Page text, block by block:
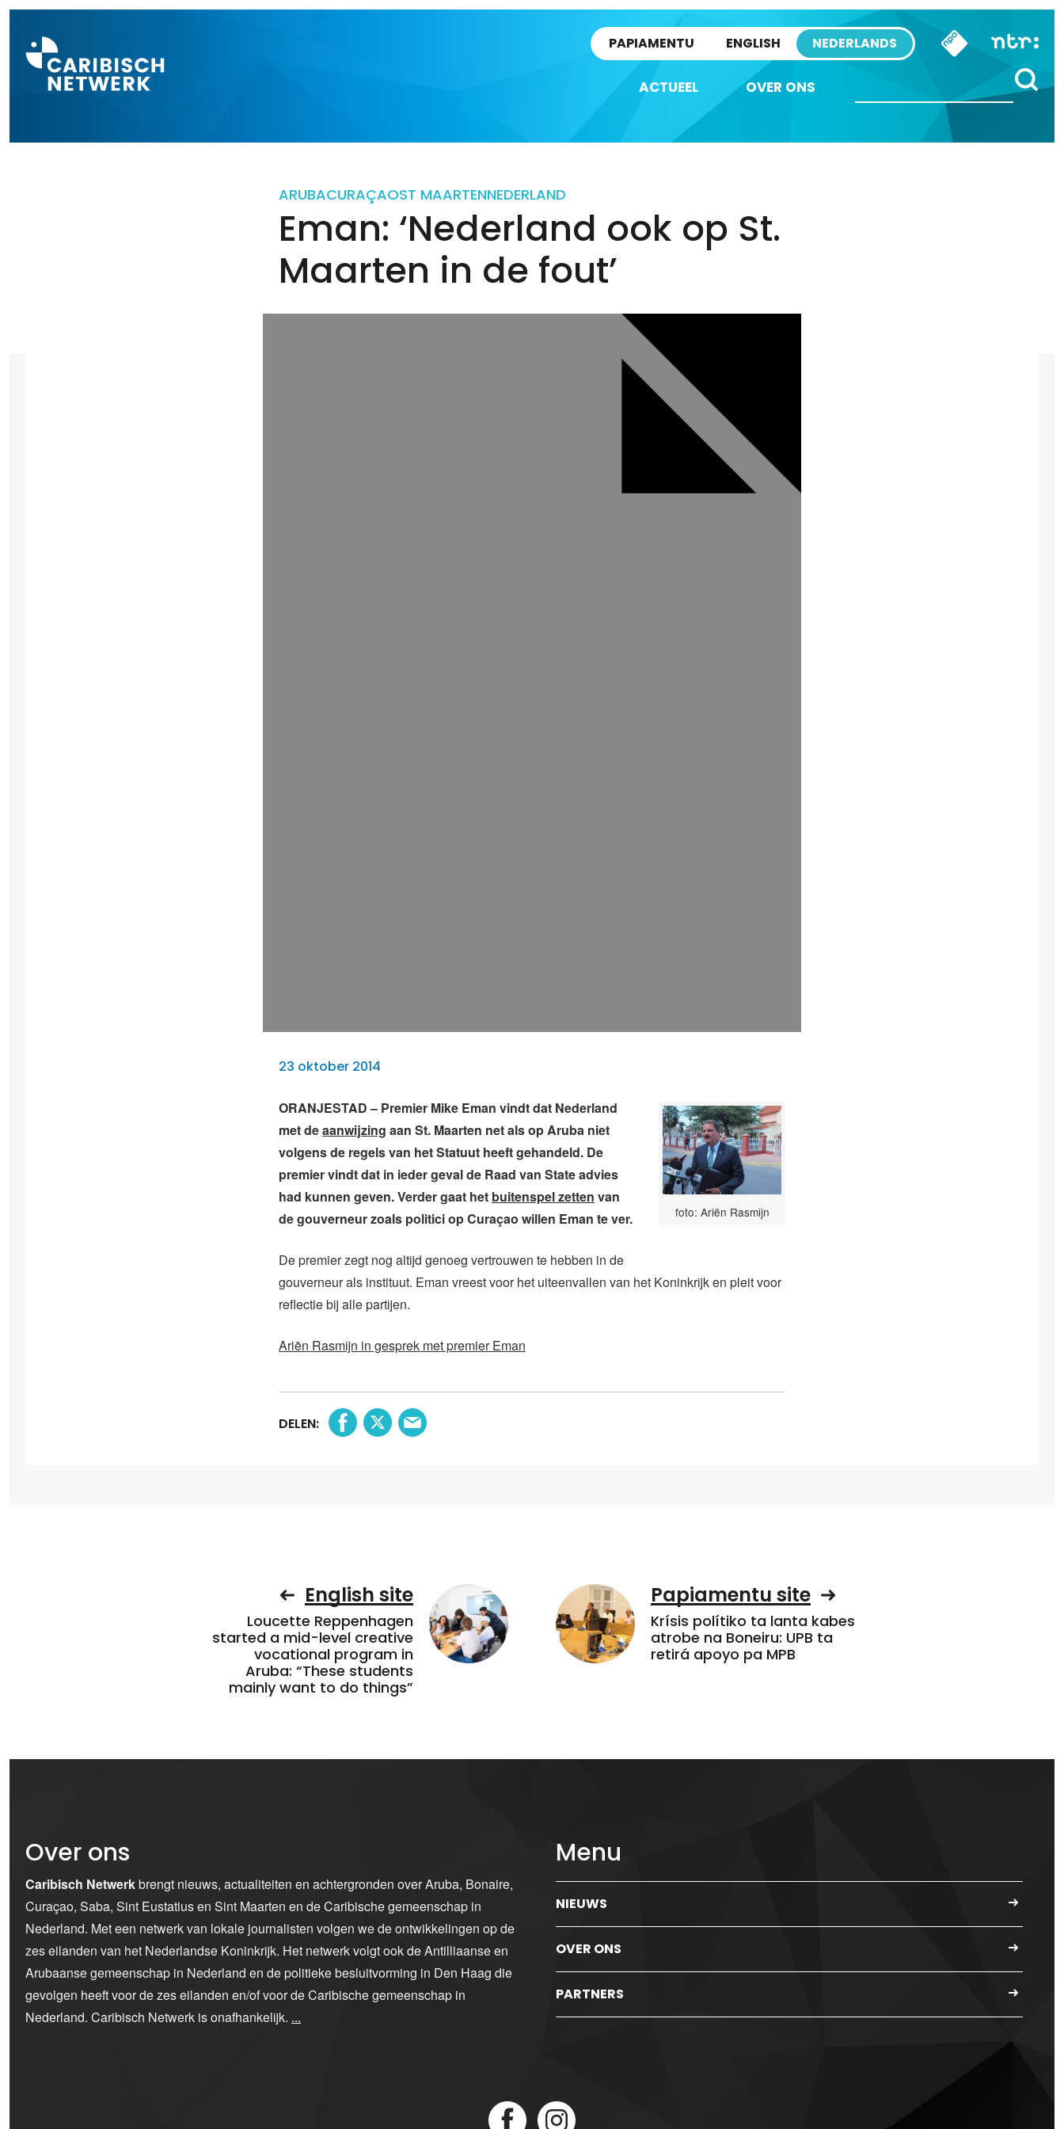
PAPIAMENTU ENGLISH NEDERLANDS
ACTUEEL OVER ONS
ARUBACURAÇAOST MAARTENNEDERLAND
Eman: ‘Nederland ook op St.
Maarten in de fout’
23 oktober 2014
foto: Ariën Rasmijn
ORANJESTAD – Premier Mike Eman vindt dat Nederland
met deaanwijzing aan St. Maarten net als op Aruba niet
volgens de regels van het Statuut heeft gehandeld. De
premier vindt dat in ieder geval de Raad van State advies
had kunnen geven. Verder gaat het buitenspel zetten van
de gouverneur zoals politici op Curaçao willen Eman te ver.
De premier zegt nog altijd genoeg vertrouwen te hebben in de
gouverneur als instituut. Eman vreest voor het uiteenvallen van het Koninkrijk en pleit voor
reflectie bij alle partijen.
Ariën Rasmijn in gesprek met premier Eman
DELEN:
English site
Loucette Reppenhagen
started a mid-level creative
vocational program in
Aruba: “These students
mainly want to do things”
Papiamentu site
Krísis polítiko ta lanta kabes
atrobe na Boneiru: UPB ta
retirá apoyo pa MPB
Over ons
Caribisch Netwerkbrengt nieuws, actualiteiten en achtergronden over Aruba, Bonaire,
Curaçao, Saba, Sint Eustatius en Sint Maarten en de Caribische gemeenschap in
Nederland. Met een netwerk van lokale journalisten volgen we de ontwikkelingen op de
zes eilanden van het Nederlandse Koninkrijk. Het netwerk volgt ook de Antilliaanse en
Arubaanse gemeenschap in Nederland en de politieke besluitvorming in Den Haag die
gevolgen heeft voor de zes eilanden en/of voor de Caribische gemeenschap in
Nederland. Caribisch Netwerk is onafhankelijk. ...
Menu
NIEUWS
OVER ONS
PARTNERS